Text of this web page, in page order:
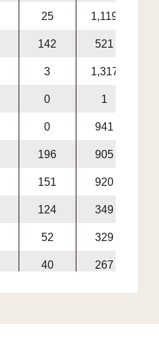
25 1,119
142 521
3 1,317
0 1
0 941
196 905
151 920
124 349
52 329
40 267
170 729